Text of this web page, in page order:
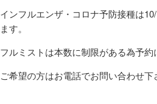
インフルエンザ・コロナ予防接種は
ます。
フルミストは本数に制限がある為予約
ご希望の方はお電話でお問い合わせ下